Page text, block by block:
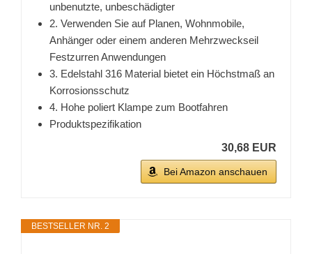
unbenutzte, unbeschädigter
2. Verwenden Sie auf Planen, Wohnmobile,
Anhänger oder einem anderen Mehrzweckseil
Festzurren Anwendungen
3. Edelstahl 316 Material bietet ein Höchstmaß an
Korrosionsschutz
4. Hohe poliert Klampe zum Bootfahren
Produktspezifikation
30,68 EUR
Bei Amazon anschauen
BESTSELLER NR. 2